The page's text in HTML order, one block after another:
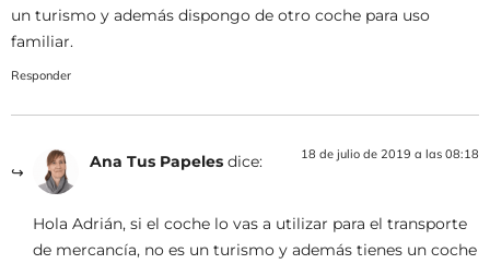
un turismo y además dispongo de otro coche para uso
familiar.
Responder
Ana Tus Papeles dice: 18 de julio de 2019 a las 08:18
Hola Adrián, si el coche lo vas a utilizar para el transporte
de mercancía, no es un turismo y además tienes un coche